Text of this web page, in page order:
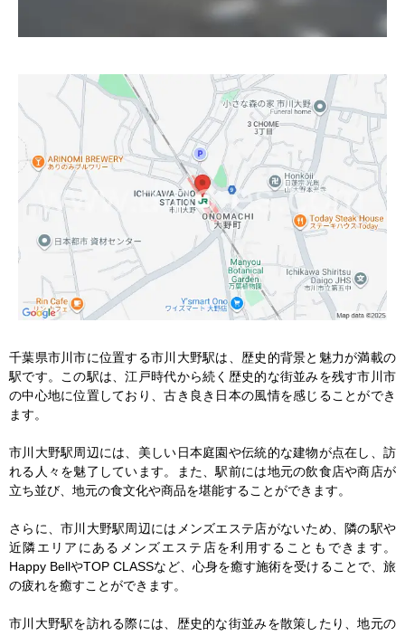
千葉県市川市に位置する市川大野駅は、歴史的背景と魅力が満載の
駅です。この駅は、江戸時代から続く歴史的な街並みを残す市川市
の中心地に位置しており、古き良き日本の風情を感じることができ
ます。
市川大野駅周辺には、美しい日本庭園や伝統的な建物が点在し、訪
れる人々を魅了しています。また、駅前には地元の飲食店や商店が
立ち並び、地元の食文化や商品を堪能することができます。
さらに、市川大野駅周辺にはメンズエステ店がないため、隣の駅や
近隣エリアにあるメンズエステ店を利用することもできます。
Happy BellやTOP CLASSなど、心身を癒す施術を受けることで、旅
の疲れを癒すことができます。
市川大野駅を訪れる際には、歴史的な街並みを散策したり、地元の